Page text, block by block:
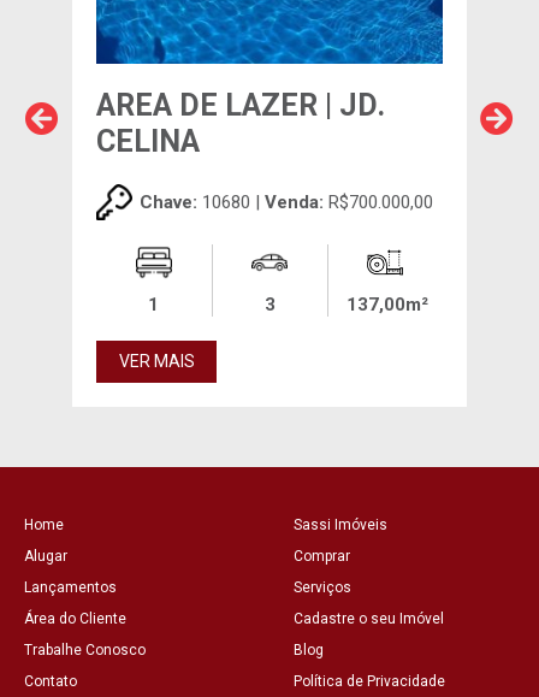
AREA DE LAZER | JD.
CELINA
Chave: 10680 | Venda: R$700.000,00
1 3 137,00m²
VER MAIS
Home
Sassi Imóveis
Alugar
Comprar
Lançamentos
Serviços
Área do Cliente
Cadastre o seu Imóvel
Trabalhe Conosco
Blog
Contato
Política de Privacidade